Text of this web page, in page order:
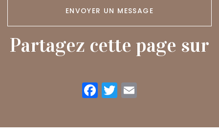
ENVOYER UN MESSAGE
Partagez cette page sur
Facebook
Twitter